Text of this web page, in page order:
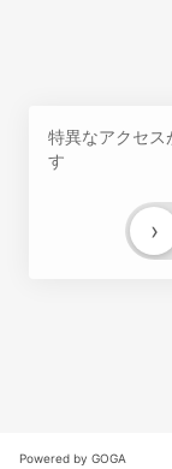
特異なアクセス
す
›
Powered by GOGA